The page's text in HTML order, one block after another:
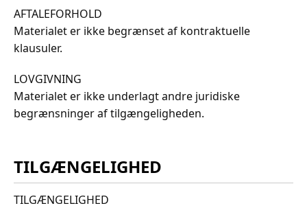
AFTALEFORHOLD
Materialet er ikke begrænset af kontraktuelle
klausuler.
LOVGIVNING
Materialet er ikke underlagt andre juridiske
begrænsninger af tilgængeligheden.
TILGÆNGELIGHED
TILGÆNGELIGHED